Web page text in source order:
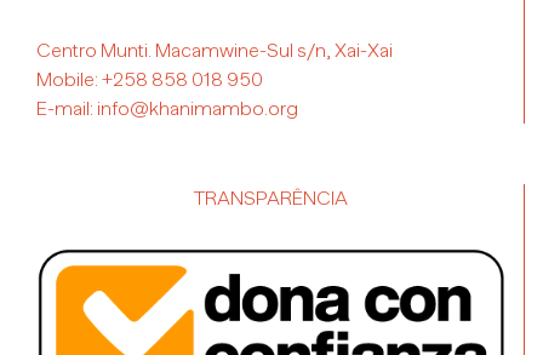
Centro Munti. Macamwine-Sul s/n, Xai-Xai
Mobile: +258 858 018 950
E-mail: info@khanimambo.org
TRANSPARÊNCIA